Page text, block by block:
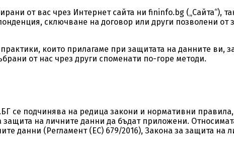
от вас чрез Интернет сайта ни fininfo.bg („Сайта“),
сключване на договор или други позволени от
които прилагаме при защитата на данните ви,
от нас чрез други споменати по-горе методи.
подчинява на редица закони и нормативни
на личните данни да бъдат приложени.
данни (Регламент (ЕС) 679/2016), Закона за защита на